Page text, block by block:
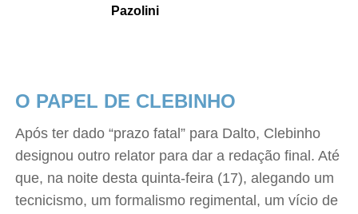
Pazolini
O PAPEL DE CLEBINHO
Após ter dado “prazo fatal” para Dalto, Clebinho
designou outro relator para dar a redação final. Até
que, na noite desta quinta-feira (17), alegando um
tecnicismo, um formalismo regimental, um vício de